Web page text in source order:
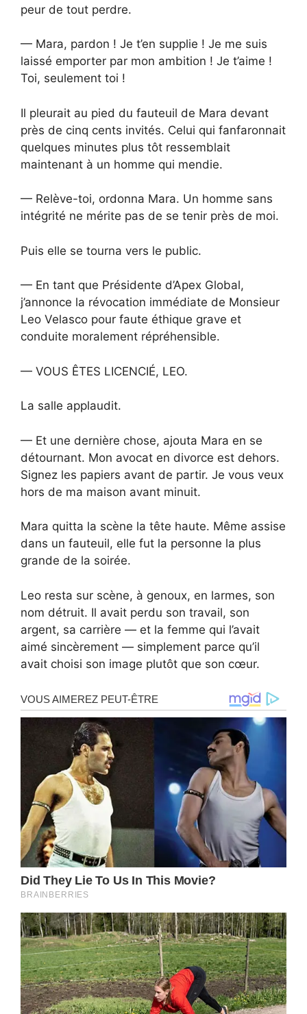
peur de tout perdre.
— Mara, pardon ! Je t’en supplie ! Je me suis
laissé emporter par mon ambition ! Je t’aime !
Toi, seulement toi !
Il pleurait au pied du fauteuil de Mara devant
près de cinq cents invités. Celui qui fanfaronnait
quelques minutes plus tôt ressemblait
maintenant à un homme qui mendie.
— Relève-toi, ordonna Mara. Un homme sans
intégrité ne mérite pas de se tenir près de moi.
Puis elle se tourna vers le public.
— En tant que Présidente d’Apex Global,
j’annonce la révocation immédiate de Monsieur
Leo Velasco pour faute éthique grave et
conduite moralement répréhensible.
— VOUS ÊTES LICENCIÉ, LEO.
La salle applaudit.
— Et une dernière chose, ajouta Mara en se
détournant. Mon avocat en divorce est dehors.
Signez les papiers avant de partir. Je vous veux
hors de ma maison avant minuit.
Mara quitta la scène la tête haute. Même assise
dans un fauteuil, elle fut la personne la plus
grande de la soirée.
Leo resta sur scène, à genoux, en larmes, son
nom détruit. Il avait perdu son travail, son
argent, sa carrière — et la femme qui l’avait
aimé sincèrement — simplement parce qu’il
avait choisi son image plutôt que son cœur.